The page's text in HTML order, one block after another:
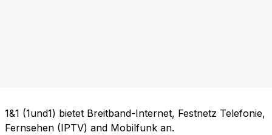
1&1 (1und1) bietet Breitband-Internet, Festnetz Telefonie,
Fernsehen (IPTV) and Mobilfunk an.